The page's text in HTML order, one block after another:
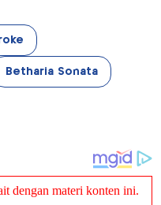
Betharia Sonata